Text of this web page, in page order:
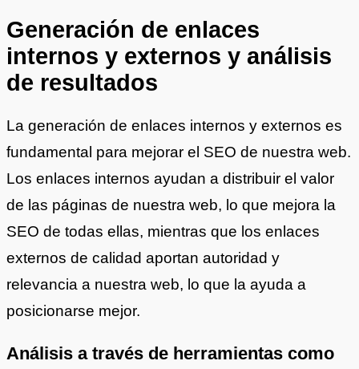
Generación de enlaces
internos y externos y análisis
de resultados
La generación de enlaces internos y externos es
fundamental para mejorar el SEO de nuestra web.
Los enlaces internos ayudan a distribuir el valor
de las páginas de nuestra web, lo que mejora la
SEO de todas ellas, mientras que los enlaces
externos de calidad aportan autoridad y
relevancia a nuestra web, lo que la ayuda a
posicionarse mejor.
Análisis a través de herramientas como